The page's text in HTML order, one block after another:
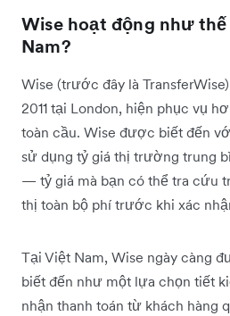
Wise hoạt động như
Nam?
Wise (trước đây là
2011 tại London, hiện phục vụ
toàn cầu. Wise được biết đến
sử dụng tỷ giá thị trường trung
— tỷ giá mà bạn có thể tra cứu
thị toàn bộ phí trước khi xác
Tại Việt Nam, Wise ngày càng
biết đến như một lựa chọn tiết
nhận thanh toán từ khách hàng